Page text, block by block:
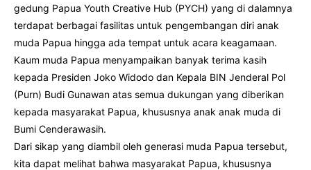
gedung Papua Youth Creative Hub (PYCH) yang di dalamnya
terdapat berbagai fasilitas untuk pengembangan diri anak
muda Papua hingga ada tempat untuk acara keagamaan.
Kaum muda Papua menyampaikan banyak terima kasih
kepada Presiden Joko Widodo dan Kepala BIN Jenderal Pol
(Purn) Budi Gunawan atas semua dukungan yang diberikan
kepada masyarakat Papua, khususnya anak anak muda di
Bumi Cenderawasih.
Dari sikap yang diambil oleh generasi muda Papua tersebut,
kita dapat melihat bahwa masyarakat Papua, khususnya